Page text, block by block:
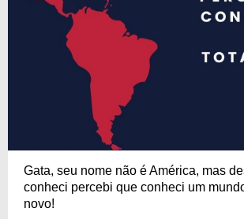
Gata, seu nome não é América, mas
conheci percebi que conheci um
novo!